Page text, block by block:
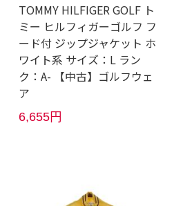
TOMMY HILFIGER GOLF ト
ミー ヒルフィガーゴルフ フ
ード付 ジップジャケット ホ
ワイト系 サイズ：L ラン
ク：A- 【中古】ゴルフウェ
ア
6,655円